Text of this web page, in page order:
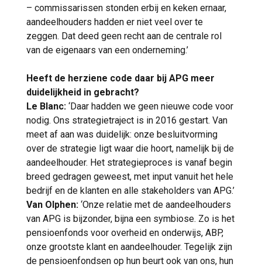
– commissarissen stonden erbij en keken ernaar,
aandeelhouders hadden er niet veel over te
zeggen. Dat deed geen recht aan de centrale rol
van de eigenaars van een onderneming.’
Heeft de herziene code daar bij APG meer
duidelijkheid in gebracht?
Le Blanc: ‘Daar hadden we geen nieuwe code voor
nodig. Ons strategietraject is in 2016 gestart. Van
meet af aan was duidelijk: onze besluitvorming
over de strategie ligt waar die hoort, namelijk bij de
aandeelhouder. Het strategieproces is vanaf begin
breed gedragen geweest, met input vanuit het hele
bedrijf en de klanten en alle stakeholders van APG.’
Van Olphen: ‘Onze relatie met de aandeelhouders
van APG is bijzonder, bijna een symbiose. Zo is het
pensioenfonds voor overheid en onderwijs, ABP,
onze grootste klant en aandeelhouder. Tegelijk zijn
de pensioenfondsen op hun beurt ook van ons, hun